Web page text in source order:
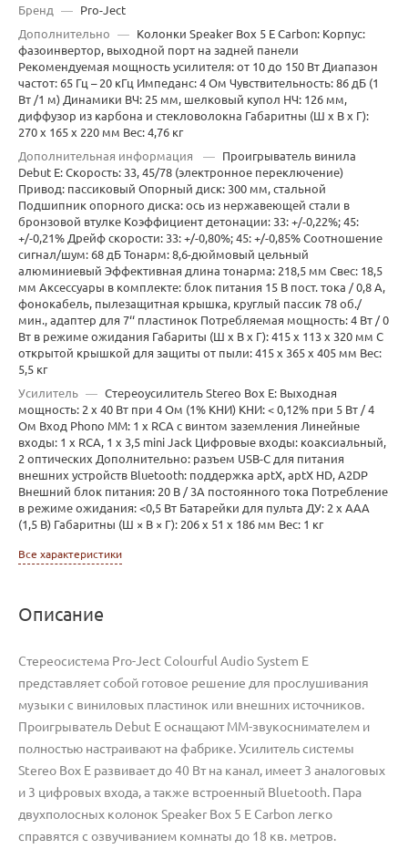
Бренд —
Pro-Ject
Дополнительно
—
Колонки Speaker Box 5 E Carbon: Корпус:
фазоинвертор, выходной порт на задней панели
Рекомендуемая мощность усилителя: от 10 до 150 Вт Диапазон
частот: 65 Гц – 20 кГц Импеданс: 4 Ом Чувствительность: 86 дБ (1
Вт /1 м) Динамики ВЧ: 25 мм, шелковый купол НЧ: 126 мм,
диффузор из карбона и стекловолокна Габаритны (Ш х В х Г):
270 x 165 x 220 мм Вес: 4,76 кг
Дополнительная информация
—
Проигрыватель винила
Debut E: Скорость: 33, 45/78 (электронное переключение)
Привод: пассиковый Опорный диск: 300 мм, стальной
Подшипник опорного диска: ось из нержавеющей стали в
бронзовой втулке Коэффициент детонации: 33: +/-0,22%; 45:
+/-0,21% Дрейф скорости: 33: +/-0,80%; 45: +/-0,85% Соотношение
сигнал/шум: 68 дБ Тонарм: 8,6-дюймовый цельный
алюминиевый Эффективная длина тонарма: 218,5 мм Свес: 18,5
мм Аксессуары в комплекте: блок питания 15 В пост. тока / 0,8 А,
фонокабель, пылезащитная крышка, круглый пассик 78 об./
мин., адаптер для 7‘‘ пластинок Потребляемая мощность: 4 Вт / 0
Вт в режиме ожидания Габариты (Ш х В х Г): 415 x 113 x 320 мм С
открытой крышкой для защиты от пыли: 415 x 365 x 405 мм Вес:
5,5 кг
Усилитель — Стереоусилитель Stereo Box E: Выходная
мощность: 2 x 40 Вт при 4 Ом (1% КНИ) КНИ: < 0,12% при 5 Вт / 4
Ом Вход Phono MM: 1 x RCA с винтом заземления Линейные
входы: 1 x RCA, 1 x 3,5 mini Jack Цифровые входы: коаксиальный,
2 оптических Дополнительно: разъем USB-C для питания
внешних устройств Bluetooth: поддержка aptX, aptX HD, A2DP
Внешний блок питания: 20 В / 3A постоянного тока Потребление
в режиме ожидания: <0,5 Вт Батарейки для пульта ДУ: 2 x AAA
(1,5 В) Габаритны (Ш × В × Г): 206 x 51 x 186 мм Вес: 1 кг
Все характеристики
Описание
Стереосистема Pro-Ject Colourful Audio System E
представляет собой готовое решение для прослушивания
музыки с виниловых пластинок или внешних источников.
Проигрыватель Debut E оснащают MM-звукоснимателем и
полностью настраивают на фабрике. Усилитель системы
Stereo Box E развивает до 40 Вт на канал, имеет 3 аналоговых
и 3 цифровых входа, а также встроенный Bluetooth. Пара
двухполосных колонок Speaker Box 5 E Carbon легко
справятся с озвучиванием комнаты до 18 кв. метров.